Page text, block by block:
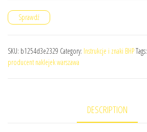
Sprawdź
SKU: b1254d3e2329 Category: Instrukcje i znaki BHPTags:
producent naklejek warszawa
DESCRIPTION